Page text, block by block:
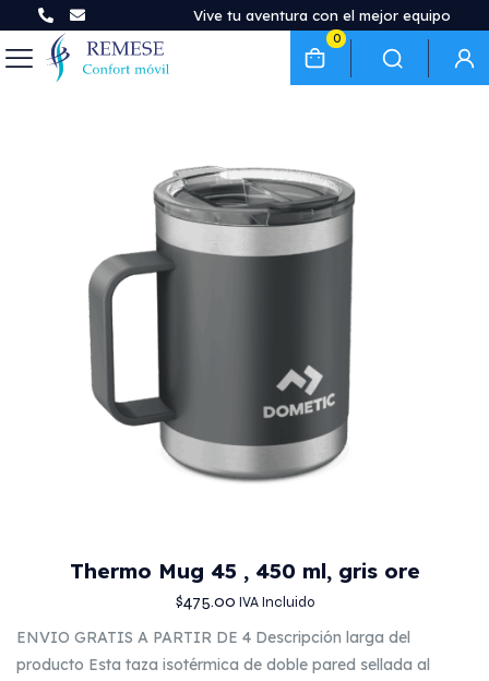
Vive tu aventura con el mejor equipo
0
Thermo Mug 45 , 450 ml, gris ore
$475.00 IVA Incluido
ENVIO GRATIS A PARTIR DE 4 Descripción larga del
producto Esta taza isotérmica de doble pared sellada al